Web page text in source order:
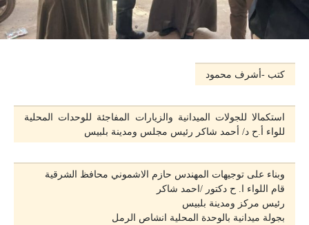
كتب -أشرف محمود
استكمالا للجولات الميدانية والزيارات المفاجئة للوحدات المحلية
للواء أ.ح د/ أحمد شاكر رئيس مجلس ومدينة بلبيس
وبناء على توجيهات المهندس حازم الاشموني محافظ الشرقية
قام اللواء ا. ح دكتور /احمد شاكر
رئيس مركز ومدينة بلبيس
بجولة ميدانية بالوحدة المحلية انشاص الرمل